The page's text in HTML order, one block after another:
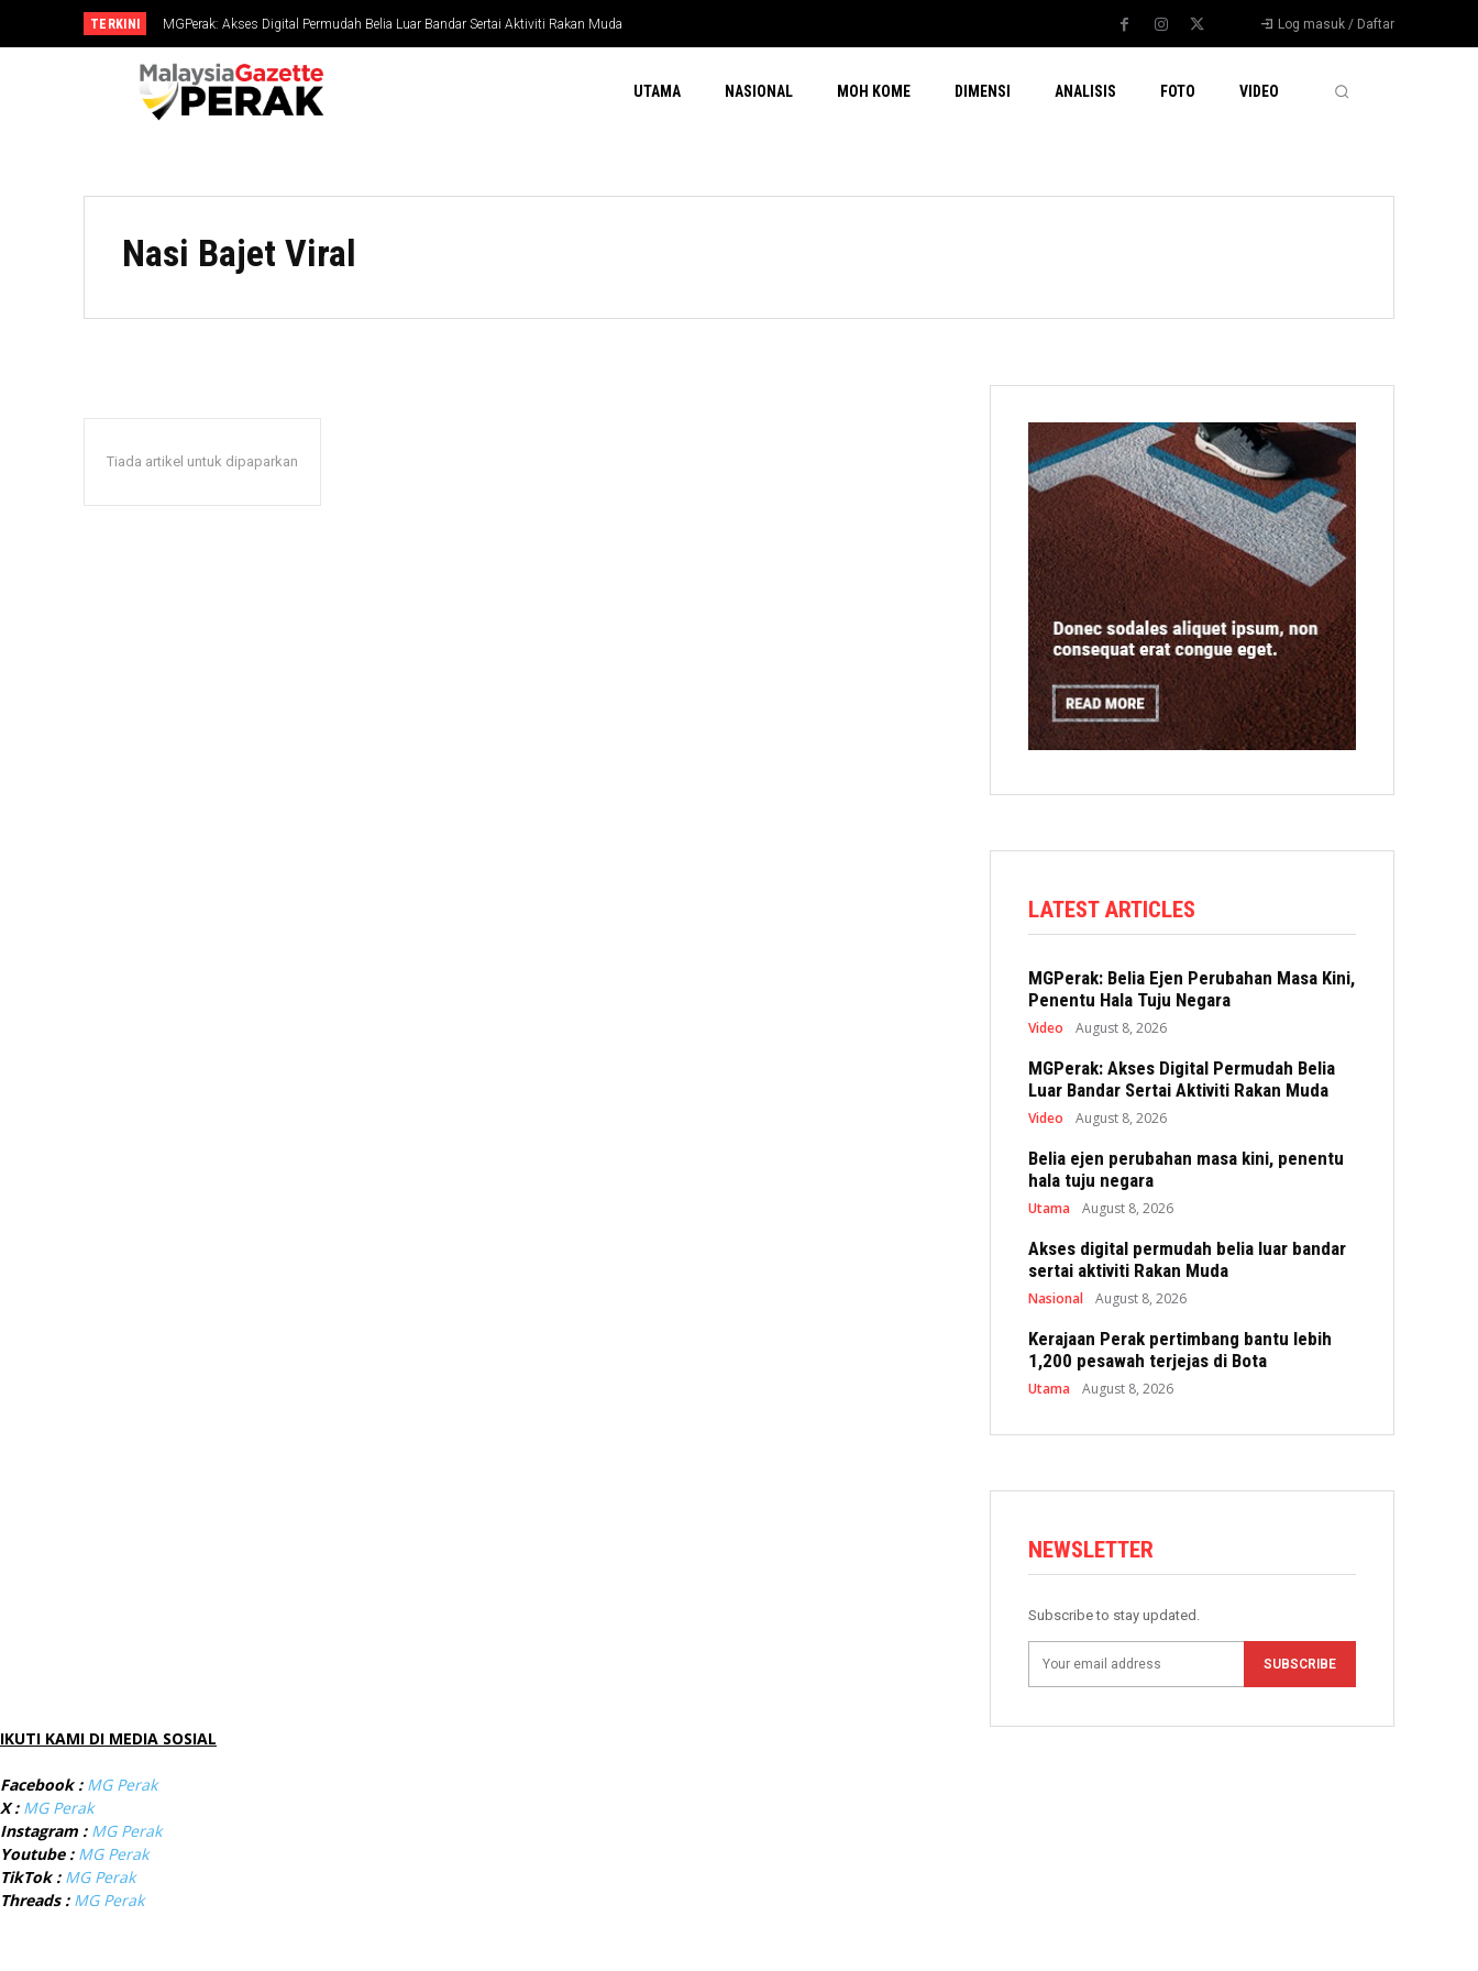
TERKINI MGPerak: Akses Digital Permudah Belia Luar Bandar Sertai Aktiviti Rakan Muda Log masuk / Daftar
UTAMA NASIONAL MOH KOME DIMENSI ANALISIS FOTO VIDEO
Nasi Bajet Viral
Tiada artikel untuk dipaparkan
LATEST ARTICLES
MGPerak: Belia Ejen Perubahan Masa Kini,
Penentu Hala Tuju Negara
Video August 8, 2026
MGPerak: Akses Digital Permudah Belia
Luar Bandar Sertai Aktiviti Rakan Muda
Video August 8, 2026
Belia ejen perubahan masa kini, penentu
hala tuju negara
Utama August 8, 2026
Akses digital permudah belia luar bandar
sertai aktiviti Rakan Muda
Nasional August 8, 2026
Kerajaan Perak pertimbang bantu lebih
1,200 pesawah terjejas di Bota
Utama August 8, 2026
NEWSLETTER
Subscribe to stay updated.
SUBSCRIBE
IKUTI KAMI DI MEDIA SOSIAL
Facebook : MG Perak
X : MG Perak
Instagram : MG Perak
Youtube : MG Perak
TikTok : MG Perak
Threads : MG Perak